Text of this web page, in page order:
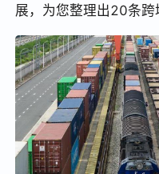
展，为您整理出20条跨